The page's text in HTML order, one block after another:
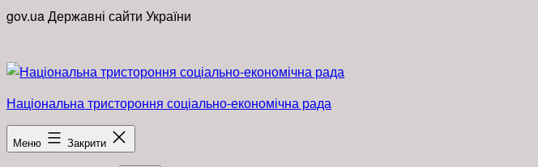
Перейти
gov.uaДержавні сайти України
Національна тристороння соціально-економічна рада
Меню Закрити